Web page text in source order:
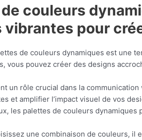
couleurs
vibrantes pour
de couleurs dynamiques est une
vous pouvez créer des designs
un rôle crucial dans la
et amplifier l’impact visuel de vos
les palettes de couleurs
une combinaison de couleurs, il